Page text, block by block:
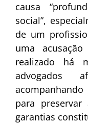
causa
social”,
de um
uma
realizado há
advogados
para
garantias